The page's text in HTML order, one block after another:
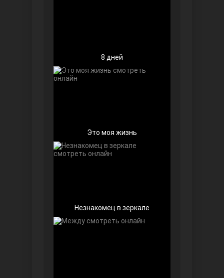
Игра судьбы
8 дней
Это моя жизнь
Незнакомец в зеркале